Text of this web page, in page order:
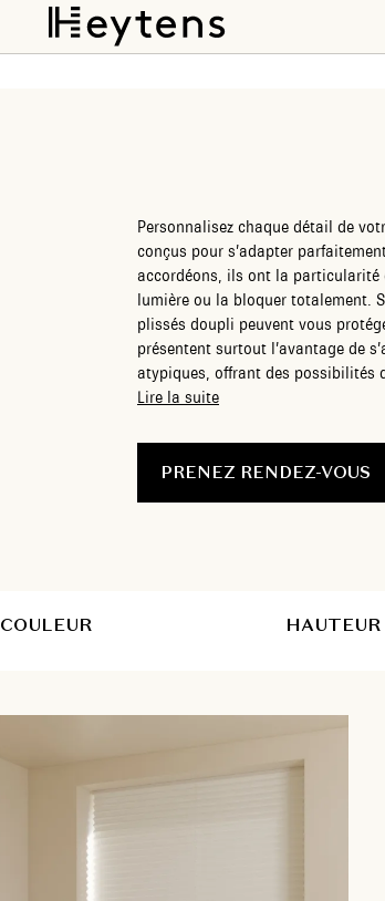
Personnalisez chaque détail de
conçus pour s’adapter
accordéons, ils ont la particularité
lumière ou la bloquer totalement.
plissés doupli peuvent vous protéger
présentent surtout l’avantage de
atypiques, offrant des possibilités de
plissés sur mesure, créez une
pièce un refuge de tranquillité, où
d’exclusivité. Nos équipes vous conseillent en show-room ou à domicile et gèrent
Lire la suite
PRENEZ RENDEZ-VOUS
COULEUR